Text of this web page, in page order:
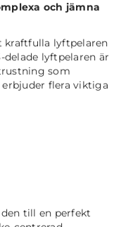
och jämna
kraftfulla lyftpelaren
delade lyftpelaren är
som
flera viktiga
till en perfekt